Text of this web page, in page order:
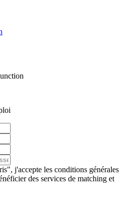
j'accepte les conditions générales
des services de matching et